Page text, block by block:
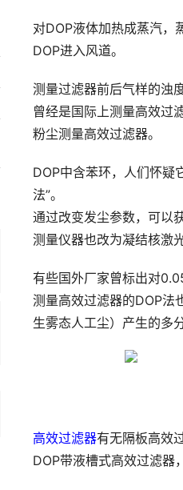
对DOP液体加热成蒸汽，
DOP进入风道。
测量过滤器前后气样的浊
曾经是国际上测量高效过
粉尘测量高效过滤器。
DOP中含苯环，人们怀疑
法”。
通过改变发尘参数，可以
测量仪器也改为凝结核激
有些国外厂家曾标出对
测量高效过滤器的DOP法
生雾态人工尘）产生的多
高效过滤器有无隔板高效
DOP带液槽式高效过滤器